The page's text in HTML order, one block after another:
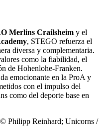
Merlins Crailsheim y el
, STEGO refuerza el
diversa y complementaria.
como la fiabilidad, el
de Hohenlohe-Franken.
emocionante en la ProA y
con el impulso del
como del deporte base en
Philipp Reinhard; Unicorns /